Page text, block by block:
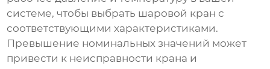
системе, чтобы выбрать шаровой кран с
соответствующими характеристиками.
Превышение номинальных значений может
привести к неисправности крана и